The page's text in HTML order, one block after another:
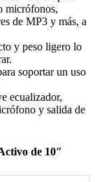
micrófonos,
de MP3 y más, a
y peso ligero lo
soportar un uso
ecualizador,
y salida de
de 10″